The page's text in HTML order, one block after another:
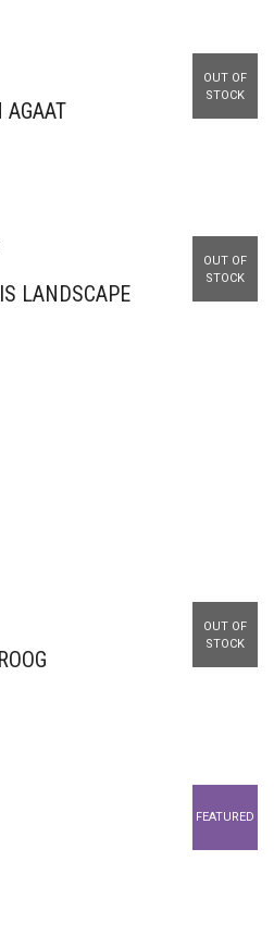
OUT OF
STOCK
AGAAT
OUT OF
STOCK
LANDSCAPE
OUT OF
STOCK
FEATURED